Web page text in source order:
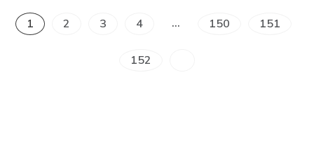
1 2 3 4 … 150 151
152